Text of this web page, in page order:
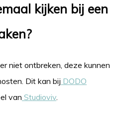
kijken bij een
niet ontbreken, deze kunnen
Dit kan bij DODO
van Studioviv